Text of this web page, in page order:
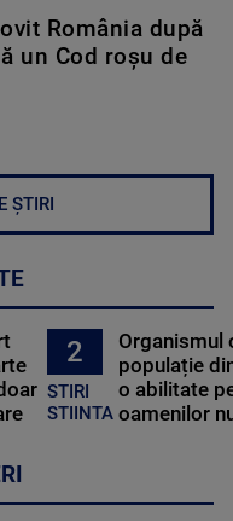
România după
un Cod roşu de
ȘTIRI
2
STIRI
STIINTA
Organismul
populație
o abilitate
oamenilor